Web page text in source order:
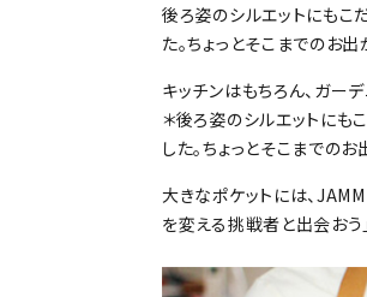
後ろ姿のシルエットにもこ
た。ちょっとそこまでのお
キッチンはもちろん、ガー
＊後ろ姿のシルエットにも
した。ちょっとそこまでの
大きなポケットには、
を変える挑戦者と出会おう